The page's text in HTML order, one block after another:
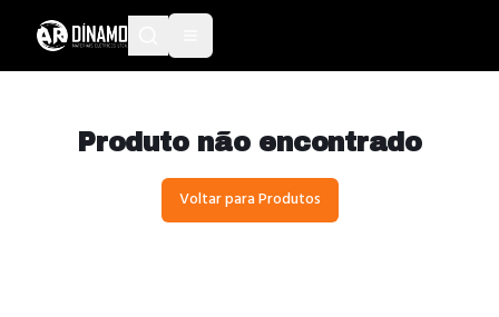
Produto não encontrado
Voltar para Produtos